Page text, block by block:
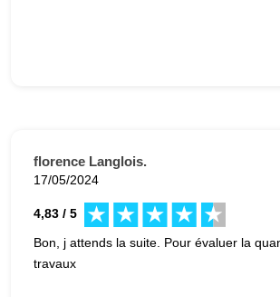
florence Langlois.
17/05/2024
4,83 / 5
Bon, j attends la suite. Pour évaluer la
travaux